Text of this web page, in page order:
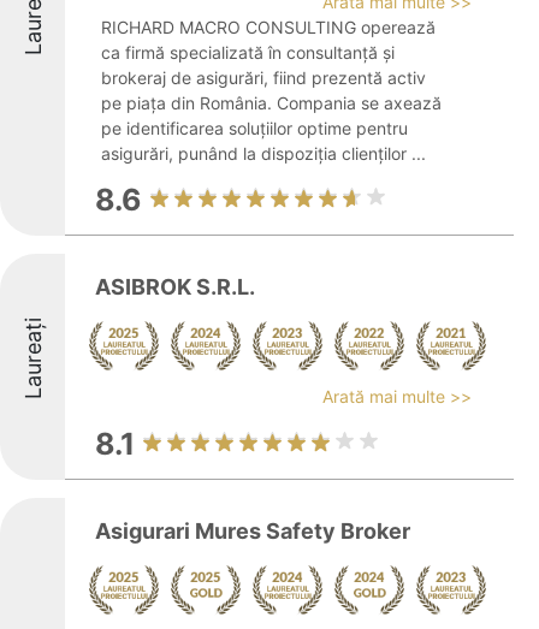
RICHARD MACRO CONSULTING operează
ca firmă specializată în consultanță și
brokeraj de asigurări, fiind prezentă activ
pe piața din România. Compania se axează
pe identificarea soluțiilor optime pentru
asigurări, punând la dispoziția clienților ...
8.6
Laureați
ASIBROK S.R.L.
Arată mai multe >>
8.1
Asigurari Mures Safety Broker